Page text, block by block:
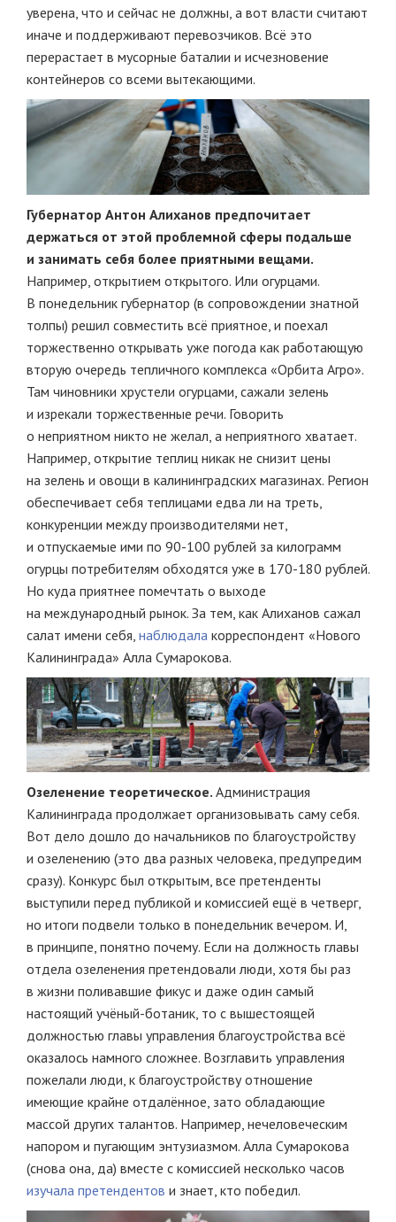
уверена, что и сейчас не должны, а вот власти считают
иначе и поддерживают перевозчиков. Всё это
перерастает в мусорные баталии и исчезновение
контейнеров со всеми вытекающими.
Губернатор Антон Алиханов предпочитает
держаться от этой проблемной сферы подальше
и занимать себя более приятными вещами.
Например, открытием открытого. Или огурцами.
В понедельник губернатор (в сопровождении знатной
толпы) решил совместить всё приятное, и поехал
торжественно открывать уже погода как работающую
вторую очередь тепличного комплекса «Орбита Агро».
Там чиновники хрустели огурцами, сажали зелень
и изрекали торжественные речи. Говорить
о неприятном никто не желал, а неприятного хватает.
Например, открытие теплиц никак не снизит цены
на зелень и овощи в калининградских магазинах. Регион
обеспечивает себя теплицами едва ли на треть,
конкуренции между производителями нет,
и отпускаемые ими по 90-100 рублей за килограмм
огурцы потребителям обходятся уже в 170-180 рублей.
Но куда приятнее помечтать о выходе
на международный рынок. За тем, как Алиханов сажал
салат имени себя, наблюдала корреспондент «Нового
Калининграда» Алла Сумарокова.
Озеленение теоретическое. Администрация
Калининграда продолжает организовывать саму себя.
Вот дело дошло до начальников по благоустройству
и озеленению (это два разных человека, предупредим
сразу). Конкурс был открытым, все претенденты
выступили перед публикой и комиссией ещё в четверг,
но итоги подвели только в понедельник вечером. И,
в принципе, понятно почему. Если на должность главы
отдела озеленения претендовали люди, хотя бы раз
в жизни поливавшие фикус и даже один самый
настоящий учёный-ботаник, то с вышестоящей
должностью главы управления благоустройства всё
оказалось намного сложнее. Возглавить управления
пожелали люди, к благоустройству отношение
имеющие крайне отдалённое, зато обладающие
массой других талантов. Например, нечеловеческим
напором и пугающим энтузиазмом. Алла Сумарокова
(снова она, да) вместе с комиссией несколько часов
изучала претендентов и знает, кто победил.